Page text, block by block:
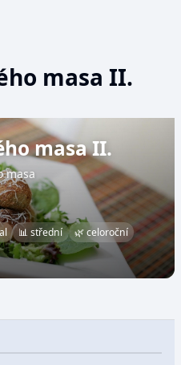
masa II.
masa II.
masa
📊 střední
🌿 celoroční